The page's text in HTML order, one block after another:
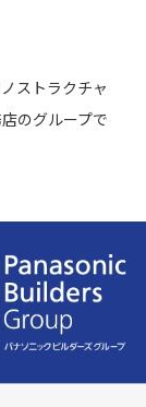
ストラクチャ
のグループで